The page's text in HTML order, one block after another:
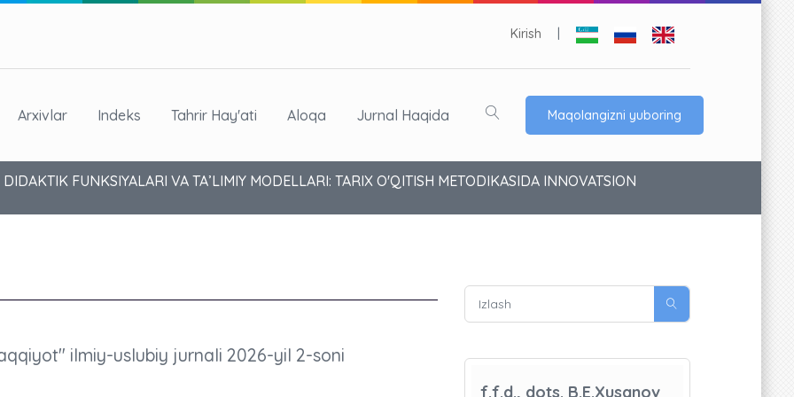
Kirish
Arxivlar Indeks Tahrir Hay'ati Aloqa Jurnal Haqida Maqolangizni yuboring
FUNKSIYALARI VA TA’LIMIY MODELLARI: TARIX O'QITISH METODIKASIDA INNOVATSION
ilmiy-uslubiy jurnali 2026-yil 2-soni
f.f.d., dots. B.E.Xusanov